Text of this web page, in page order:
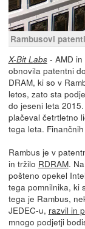
Rambusovi patenti
X-Bit Labs- AMD in
obnovila patentni
DRAM, ki so v
letos, zato sta
do jeseni leta
plačeval četrtletno
tega leta.
Rambus je v
in tržilo RDRAM.
pošteno opekel
tega pomnilnika, ki
tega je Rambus,
JEDEC-u, razvil in
mnogo podjetji